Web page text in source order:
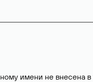
имени не внесена